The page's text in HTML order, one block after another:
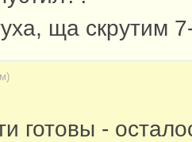
ща скрутим
готовы -